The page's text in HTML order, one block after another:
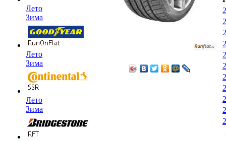
Лето
Зима
Лето
Зима
Лето
Зима